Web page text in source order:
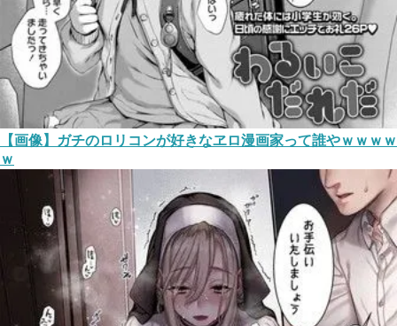
【画像】ガチのロリコンが好きなヱロ漫画家って誰やｗｗｗｗ
ｗ